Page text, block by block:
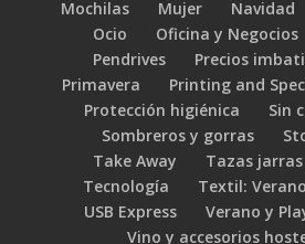
Mochilas
Mujer Navidad
Ocio
Oficina y Negocios
Pendrives
Precios
Primavera
Printing and
Protección higiénica
Sin
Sombreros y gorras
Take Away
Tazas
Tecnología
Textil:
USB Express
Verano y
Vino y accesorios